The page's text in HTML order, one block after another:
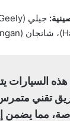
السيارات
تقني
مما يضمن